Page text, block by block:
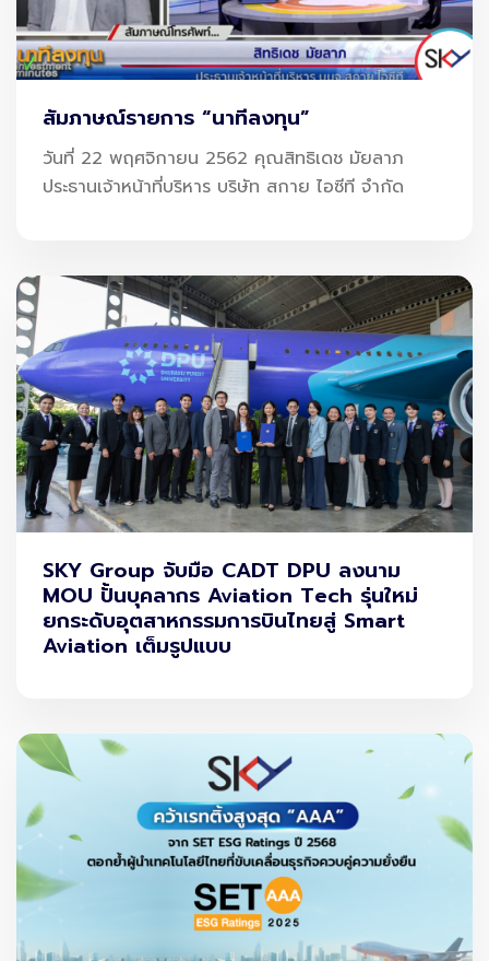
นายขยล ตันติชาติวัฒน์ ประธานเจ้าหน้าที่สาย
งานการตลาด บริษัท สกาย ไอซีที จำกัด (มหาชน)
Officer, SKY ICT PCL.) หรือ SKYผู้นำด้านการ
พัฒนานวัตกรรมการให้บริการ Digital
Platform และ AI-Empowered Solution ระดับ
ประเทศ กล่าวว่า การพัฒนาอย่างก้าวกระโดดของ
เทคโนโลยีด้านการเงิน (FinTech) เชื่อมต่อให้ผู้คน
สามารถทำธุรกรรมผ่านทางออนไลน์ได้ทุกที่ทุกเวลา
ทำให้ภาคธุรกิจจำเป็นต้องยืนยันตัวตนลูกค้าเพื่อ
ป้องกันการปลอมแปลงข้อมูล บริษัทฯจึงร่วมกับ
แอพแมน จำกัดผู้นำด้านเทคโนโลยี OCR อันดับหนึ่ง
ในตลาด เพื่อพัฒนาแพลตฟอร์ม
ผ่านทางออนไลน์ สำหรับภาคธุรกิจที่ให้ความสำคัญกับ
ความปลอดภัยขั้นสูงและต้องการขยายโอกาสทาง
ธุรกิจสู่โลกดิจิทัล
ทั้งนี้ สกาย ไอซีทีได้นำเทคโนโลยีตรวจจับใบหน้า
(Face Recognition)จากพันธมิตรผู้พัฒนา
ซอฟต์แวร์ด้าน AI ระดับโลกที่โดดเด่นด้วยกลุ่ม
สัมภาษณ์รายการ “นาทีลงทุน”
วันที่ 22 พฤศจิกายน 2562 คุณสิทธิเดช มัยลาภ
ประธานเจ้าหน้าที่บริหาร บริษัท สกาย ไอซีที จำกัด
SKY Group จับมือ CADT DPU ลงนาม
MOU ปั้นบุคลากร Aviation Tech รุ่นใหม่
ยกระดับอุตสาหกรรมการบินไทยสู่ Smart
Aviation เต็มรูปแบบ